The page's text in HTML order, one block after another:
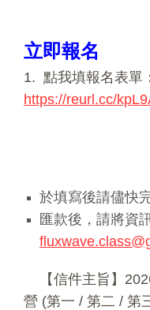
立即報名
1. 點我填報名表單
https://reurl.cc/
於填寫後請儘快
匯款後，請將資
【信件主旨】
營 (第一 / 第二 / 第